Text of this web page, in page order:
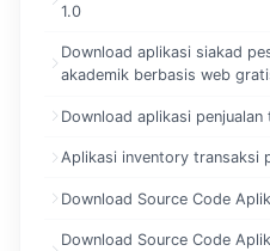
1.0
Download aplikasi siakad
akademik berbasis web
Download aplikasi
Aplikasi inventory transaksi
Download Source Code
Download Source Code